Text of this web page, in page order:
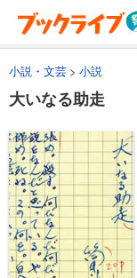
小説・文芸 小説
大いなる助走